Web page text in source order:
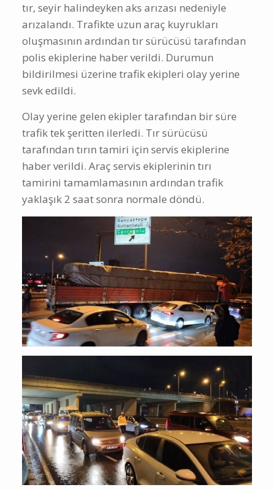
tır, seyir halindeyken aks arızası nedeniyle
arızalandı. Trafikte uzun araç kuyrukları
oluşmasının ardından tır sürücüsü tarafından
polis ekiplerine haber verildi. Durumun
bildirilmesi üzerine trafik ekipleri olay yerine
sevk edildi.
Olay yerine gelen ekipler tarafından bir süre
trafik tek şeritten ilerledi. Tır sürücüsü
tarafından tırın tamiri için servis ekiplerine
haber verildi. Araç servis ekiplerinin tırı
tamirini tamamlamasının ardından trafik
yaklaşık 2 saat sonra normale döndü.